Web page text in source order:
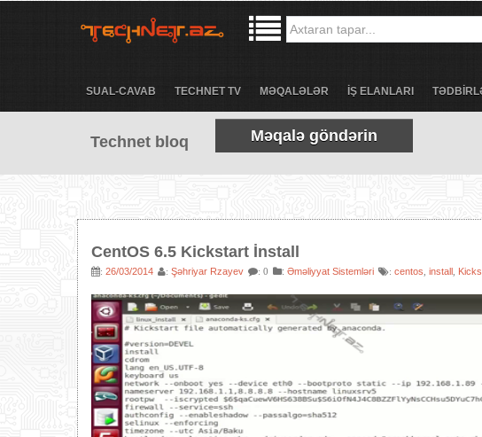
SUAL-CAVAB TECHNET TV MƏQALƏLƏR İŞ ELANLARI
Technet bloq Məqalə göndərin
CentOS 6.5 Kickstart İnstall
: 26/03/2014 : Şəhriyar Rzayev : 0 : Əməliyyat Sistemləri : centos install